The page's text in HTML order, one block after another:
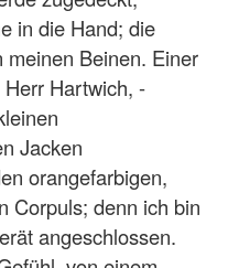
in die Hand; die
Beinen. Einer
Hartwich, -
Jacken
orangefarbigen,
Corpuls; denn ich bin
angeschlossen.